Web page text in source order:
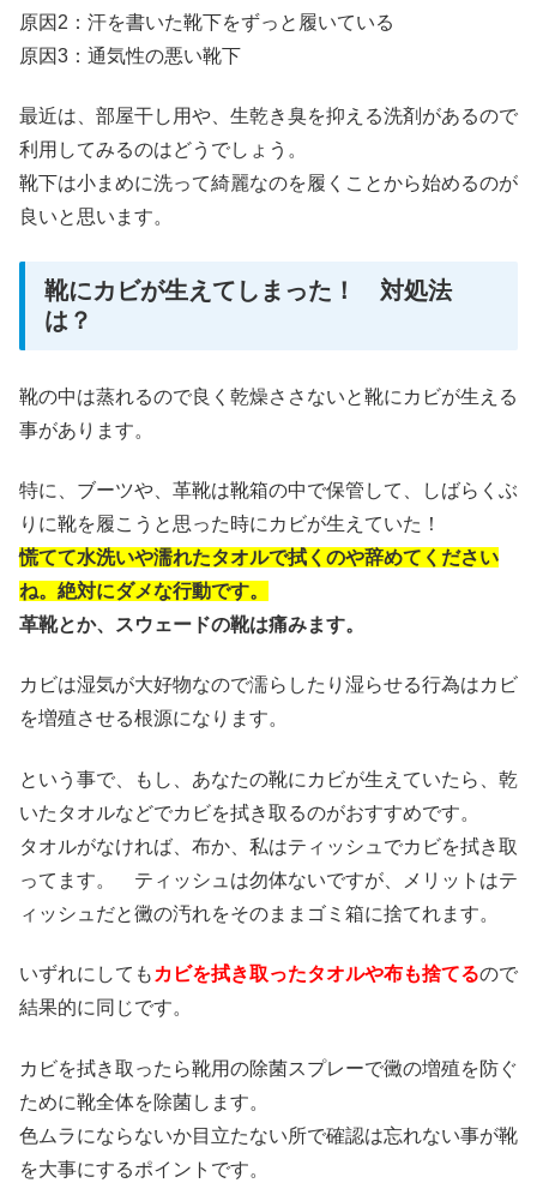
原因2：汗を書いた靴下をずっと履いている
原因3：通気性の悪い靴下
最近は、部屋干し用や、生乾き臭を抑える洗剤があるので
利用してみるのはどうでしょう。
靴下は小まめに洗って綺麗なのを履くことから始めるのが
良いと思います。
靴にカビが生えてしまった！ 対処法
は？
靴の中は蒸れるので良く乾燥ささないと靴にカビが生える
事があります。
特に、ブーツや、革靴は靴箱の中で保管して、しばらくぶ
りに靴を履こうと思った時にカビが生えていた！
慌てて水洗いや濡れたタオルで拭くのや辞めてください
ね。絶対にダメな行動です。
革靴とか、スウェードの靴は痛みます。
カビは湿気が大好物なので濡らしたり湿らせる行為はカビ
を増殖させる根源になります。
という事で、もし、あなたの靴にカビが生えていたら、乾
いたタオルなどでカビを拭き取るのがおすすめです。
タオルがなければ、布か、私はティッシュでカビを拭き取
ってます。 ティッシュは勿体ないですが、メリットはテ
ィッシュだと黴の汚れをそのままゴミ箱に捨てれます。
いずれにしても カビを拭き取ったタオルや布も捨てるので
結果的に同じです。
カビを拭き取ったら靴用の除菌スプレーで黴の増殖を防ぐ
ために靴全体を除菌します。
色ムラにならないか目立たない所で確認は忘れない事が靴
を大事にするポイントです。